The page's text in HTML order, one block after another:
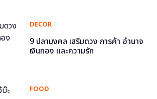
DECOR
9 ปลามงคล เสริมดวง การค้า อำนาจ
เงินทอง และความรัก
FOOD